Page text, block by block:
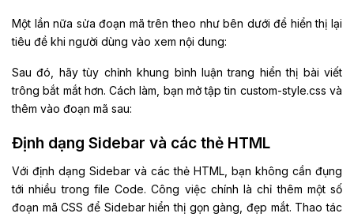
Một lần nữa sửa đoạn mã trên theo như bên dưới để hiển thị lại
tiêu đề khi người dùng vào xem nội dung:
Sau đó, hãy tùy chỉnh khung bình luận trang hiển thị bài viết
trông bắt mắt hơn. Cách làm, bạn mở tập tin custom-style.css và
thêm vào đoạn mã sau:
Định dạng Sidebar và các thẻ HTML
Với định dạng Sidebar và các thẻ HTML, bạn không cần đụng
tới nhiều trong file Code. Công việc chính là chỉ thêm một số
đoạn mã CSS để Sidebar hiển thị gọn gàng, đẹp mắt. Thao tác